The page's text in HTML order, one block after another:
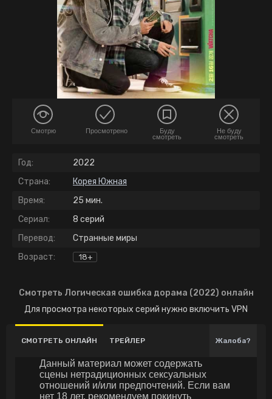
Смотрю Просмотрено
Буду
смотреть
Не буду
смотреть
Год:
2022
Страна:
Корея Южная
Время:
25 мин.
Сериал:
8 серий
Перевод:
Странные миры
Возраст:
18+
Смотреть Логическая ошибка дорама (2022) онлайн
Для просмотра некоторых серий нужно включить VPN
СМОТРЕТЬ ОНЛАЙН ТРЕЙЛЕР Жалоба?